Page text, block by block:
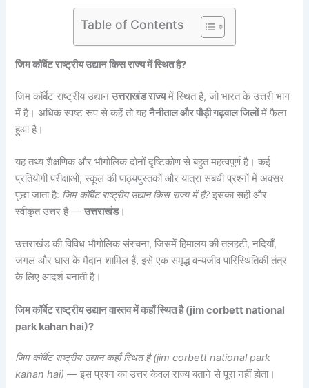
Table of Contents
जिम कॉर्बेट राष्ट्रीय उद्यान किस राज्य में स्थित है?
जिम कॉर्बेट राष्ट्रीय उद्यानउत्तराखंड राज्यमें स्थित है, जो भारत के उत्तरी भाग
में है। अधिक स्पष्ट रूप से कहें तो यहनैनीताल और पौड़ी गढ़वाल जिलोंमें फैला
हुआ है।
यह तथ्य शैक्षणिक और भौगोलिक दोनों दृष्टिकोण से बहुत महत्वपूर्ण है। कई
प्रतियोगी परीक्षाओं, स्कूल की पाठ्यपुस्तकों और यात्रा संबंधी प्रश्नों में अक्सर
पूछा जाता है: जिम कॉर्बेट राष्ट्रीय उद्यान किस राज्य में है?इसका सही और
स्वीकृत उत्तर है —उत्तराखंड।
उत्तराखंड की विविध भौगोलिक संरचना, जिसमें हिमालय की तलहटी, नदियाँ,
जंगल और घास के मैदान शामिल हैं, इसे एक समृद्ध वन्यजीव पारिस्थितिकी तंत्र
के लिए आदर्श बनाती है।
जिम कॉर्बेट राष्ट्रीय उद्यान वास्तव में कहाँ स्थित है (jim corbett national
park kahan hai)?
जिम कॉर्बेट राष्ट्रीय उद्यान कहाँ स्थित है (jim corbett national park
kahan hai) — इस प्रश्न का उत्तर केवल राज्य बताने से पूरा नहीं होता।